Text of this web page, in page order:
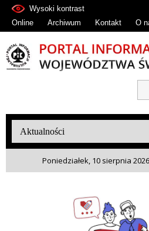
Wysoki kontrast
Online
Archiwum Kontakt O
Poniedziałek, 10 sierpnia